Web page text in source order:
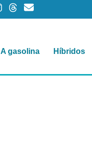
A gasolina Híbridos